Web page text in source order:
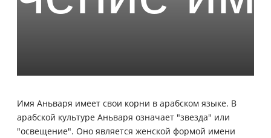
Имя Аньваря имеет свои корни в арабском языке. В
арабской культуре Аньваря означает "звезда" или
"освещение". Оно является женской формой имени